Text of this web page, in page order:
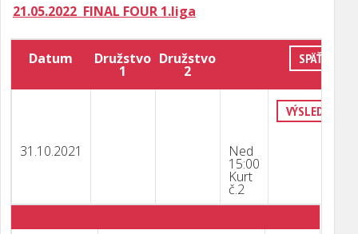
21.05.2022 FINAL FOUR 1.liga
Datum Družstvo
1
Družstvo
2
SPÄŤ
31.10.2021 Ned
15:00
Kurt
č.2
VÝSLEDKY